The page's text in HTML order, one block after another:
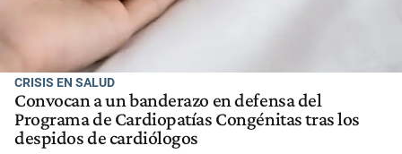
CRISIS EN SALUD
Convocan a un banderazo en defensa del
Programa de Cardiopatías Congénitas tras los
despidos de cardiólogos